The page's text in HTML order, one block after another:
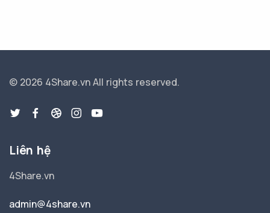
© 2026 4Share.vnAll rights reserved.
Liên hệ
4Share.vn
admin@4share.vn